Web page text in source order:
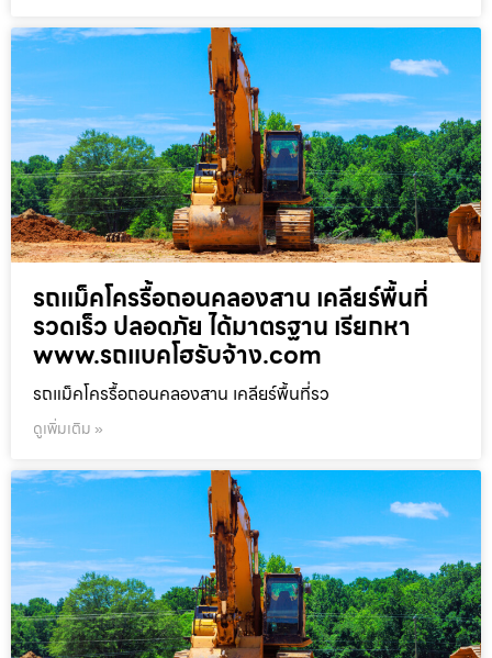
รถแม็คโครรื้อถอนคลองสาน เคลียร์พื้นที่
รวดเร็ว ปลอดภัย ได้มาตรฐาน เรียกหา
www.รถแบคโฮรับจ้าง.com
รถแม็คโครรื้อถอนคลองสาน เคลียร์พื้นที่รว
ดูเพิ่มเติม »